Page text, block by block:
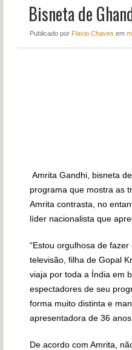
Bisneta de
Publicado por Flavio Chaves em
Amrita Gandhi, bisneta
programa que mostra as
Amrita contrasta, no
líder nacionalista que
“Estou orgulhosa de
televisão, filha de Gopal
viaja por toda a Índia em
espectadores de seu
forma muito distinta e
apresentadora de 36
De acordo com Amrita,